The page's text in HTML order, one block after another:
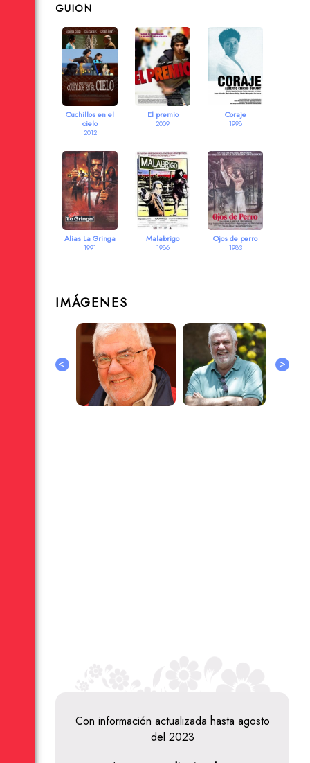
GUION
Cuchillos en el
cielo
2012
El premio
2009
Coraje
1998
Alias La Gringa
1991
Malabrigo
1986
Ojos de perro
1983
IMÁGENES
< >
Con información actualizada hasta agosto
del 2023